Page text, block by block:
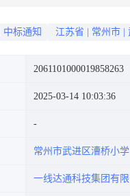
中标通知 江苏省 常州市
2061101000019858263
2025-03-14 10:03:36
常州市武进区漕桥小学
一线达通科技集团有限